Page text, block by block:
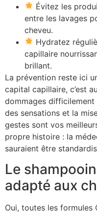
Évitez les
entre les lavages
cheveu.
Hydratez
capillaire
brillant.
La prévention reste ici
capital capillaire, c’est
dommages difficilement
des sensations et la
gestes sont vos
propre histoire : la
sauraient être
Le
adapté aux
Oui, toutes les formules